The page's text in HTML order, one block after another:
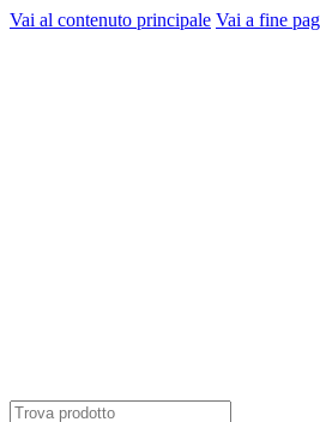
Vai al contenuto principale Vai a fine